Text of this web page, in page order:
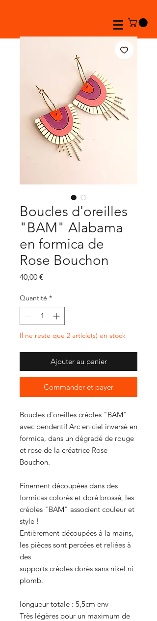
Boucles d'oreilles
"BAM" Alabama
en formica de
Rose Bouchon
40,00 €
Quantité *
Il ne reste que 2 article(s) en stock
Ajouter au panier
Commander et payer
Boucles d'oreilles créoles "BAM"
avec pendentif Arc en ciel inversé en
formica, dans un dégradé de rouge
et rose de la créatrice Rose
Bouchon.
Finement découpées dans des
formicas colorés et doré brossé, les
créoles "BAM" associent couleur et
style !
Entièrement découpées à la mains,
les pièces sont percées et reliées à
des
supports créoles dorés sans nikel ni
plomb.
longueur totale : 5,5cm env
Très légères pour un maximum de